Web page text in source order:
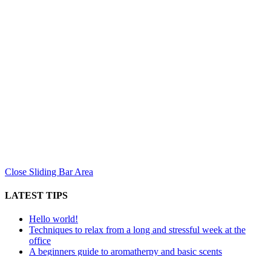
Close Sliding Bar Area
LATEST TIPS
Hello world!
Techniques to relax from a long and stressful week at the
office
A beginners guide to aromatherpy and basic scents